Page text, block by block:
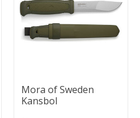
Mora of Sweden
Kansbol